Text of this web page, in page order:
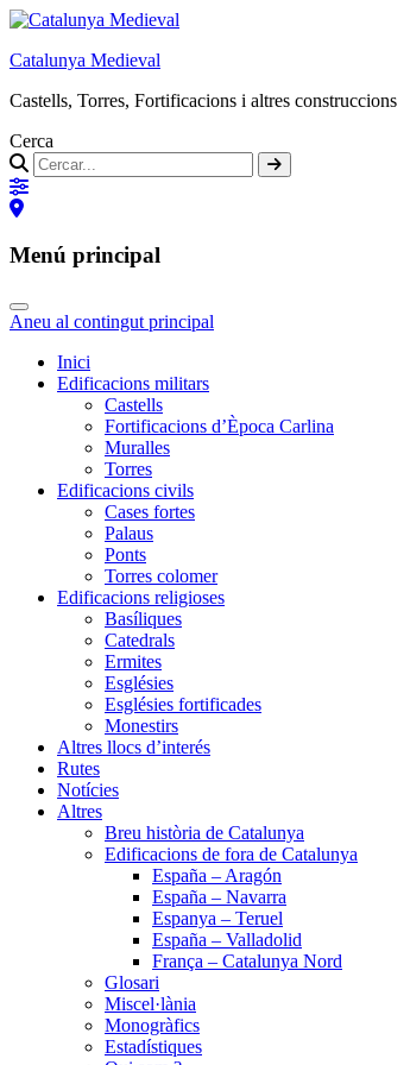
Catalunya Medieval
Castells, Torres, Fortificacions i altres construccions
Cerca
Menú principal
Aneu al contingut principal
Inici
Edificacions militars
Castells
Fortificacions d’Època Carlina
Muralles
Torres
Edificacions civils
Cases fortes
Palaus
Ponts
Torres colomer
Edificacions religioses
Basíliques
Catedrals
Ermites
Esglésies
Esglésies fortificades
Monestirs
Altres llocs d’interés
Rutes
Notícies
Altres
Breu història de Catalunya
Edificacions de fora de Catalunya
España – Aragón
España – Navarra
Espanya – Teruel
España – Valladolid
França – Catalunya Nord
Glosari
Miscel·lània
Monogràfics
Estadístiques